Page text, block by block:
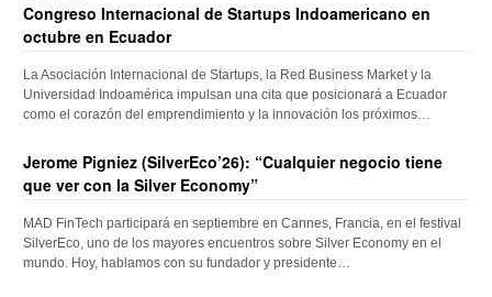
Congreso Internacional de Startups Indoamericano en
octubre en Ecuador
La Asociación Internacional de Startups, la Red Business Market y la
Universidad Indoamérica impulsan una cita que posicionará a Ecuador
como el corazón del emprendimiento y la innovación los próximos…
Jerome Pigniez (SilverEco’26): “Cualquier negocio tiene
que ver con la Silver Economy”
MAD FinTech participará en septiembre en Cannes, Francia, en el festival
SilverEco, uno de los mayores encuentros sobre Silver Economy en el
mundo. Hoy, hablamos con su fundador y presidente…